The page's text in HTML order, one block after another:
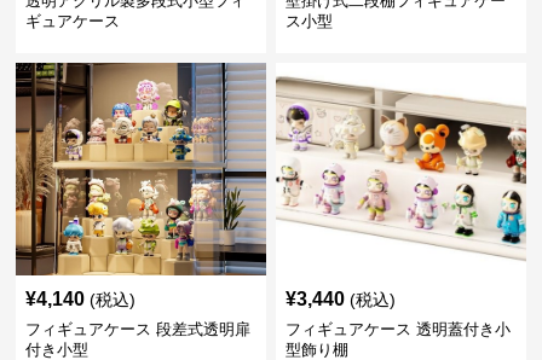
ギュアケース
ス小型
¥4,140 (税込)
フィギュアケース 段差式透明扉
付き小型
¥3,440 (税込)
フィギュアケース 透明蓋付き小
型飾り棚